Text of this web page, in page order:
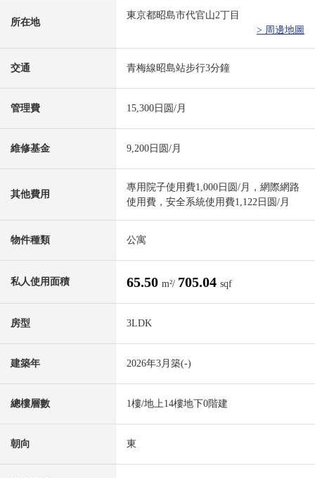
所在地
東京都昭島市代官山2丁目
> 周邊地圖
交通 青梅線昭島站步行3分鐘
管理費 15,300日圆/月
維修基金 9,200日圆/月
其他費用
專用院子使用費1,000日圆/月，網際網路
使用費，安全系統使用費1,122日圆/月
物件種類 公寓
私人使用面積 65.50 m²/ 705.04 sqf
房型 3LDK
建築年 2026年3月築(-)
總樓層數 1樓/地上14樓地下0階建
朝向 東